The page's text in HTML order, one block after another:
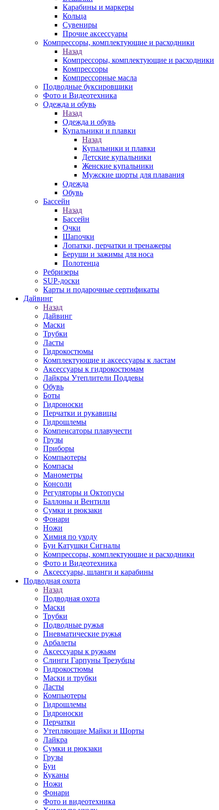
Карабины и маркеры
Кольца
Сувениры
Прочие аксессуары
Компрессоры, комплектующие и расходники
Назад
Компрессоры, комплектующие и расходники
Компрессоры
Компрессорные масла
Подводные буксировщики
Фото и Видеотехника
Одежда и обувь
Назад
Одежда и обувь
Купальники и плавки
Назад
Купальники и плавки
Детские купальники
Женские купальники
Мужские шорты для плавания
Одежда
Обувь
Бассейн
Назад
Бассейн
Очки
Шапочки
Лопатки, перчатки и тренажеры
Беруши и зажимы для носа
Полотенца
Ребризеры
SUP-доски
Карты и подарочные сертификаты
Дайвинг
Назад
Дайвинг
Маски
Трубки
Ласты
Гидрокостюмы
Комплектующие и аксессуары к ластам
Аксессуары к гидрокостюмам
Лайкры Утеплители Поддевы
Обувь
Боты
Гидроноски
Перчатки и рукавицы
Гидрошлемы
Компенсаторы плавучести
Грузы
Приборы
Компьютеры
Компасы
Манометры
Консоли
Регуляторы и Октопусы
Баллоны и Вентили
Сумки и рюкзаки
Фонари
Ножи
Химия по уходу
Буи Катушки Сигналы
Компрессоры, комплектующие и расходники
Фото и Видеотехника
Аксессуары, шланги и карабины
Подводная охота
Назад
Подводная охота
Маски
Трубки
Подводные ружья
Пневматические ружья
Арбалеты
Аксессуары к ружьям
Слинги Гарпуны Трезубцы
Гидрокостюмы
Маски и трубки
Ласты
Компьютеры
Гидрошлемы
Гидроноски
Перчатки
Утепляющие Майки и Шорты
Лайкра
Сумки и рюкзаки
Грузы
Буи
Куканы
Ножи
Фонари
Фото и видеотехника